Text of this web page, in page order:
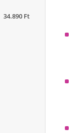
34.890 Ft